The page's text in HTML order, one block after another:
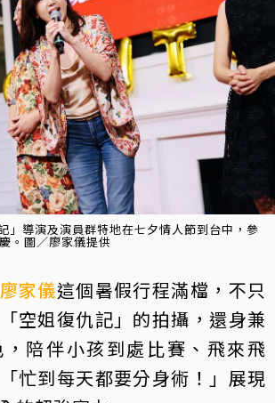
」導演及演員群特地在七夕情人節到台中，參
。圖／廖家儀提供
廖家儀這個暑假行程滿檔，不只
空姐復仇記」的拍攝，還身兼
陪伴小孩到處比賽、飛來飛
忙到每天都要分身術！」展現